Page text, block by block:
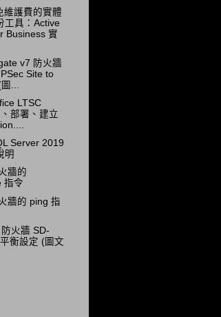
維護費的實體
工具：Active
Business 實
v7 防火牆
Site to
...
LTSC
部署、建立
Server 2019
明
牆的
指令
牆的 ping 指
火牆 SD-
衡設定 (圖文